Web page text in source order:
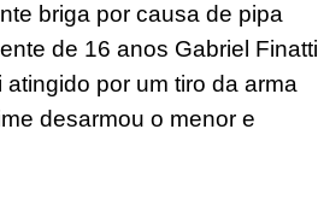
briga por causa de pipa
de 16 anos Gabriel Finatti
por um tiro da arma
desarmou o menor e